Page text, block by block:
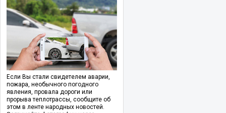
Если Вы стали свидетелем аварии,
пожара, необычного погодного
явления, провала дороги или
прорыва теплотрассы, сообщите об
этом в ленте народных новостей.